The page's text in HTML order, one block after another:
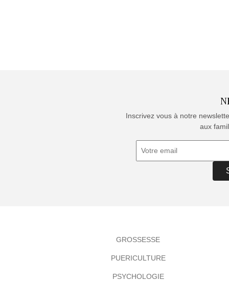
Inscrivez vous à notre
aux
GROSSESSE
PUERICULTURE
PSYCHOLOGIE